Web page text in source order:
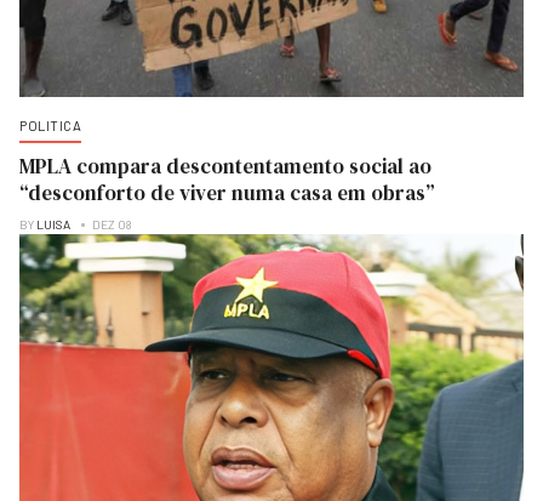
POLITICA
MPLA compara descontentamento social ao
“desconforto de viver numa casa em obras”
BY LUISA DEZ 08